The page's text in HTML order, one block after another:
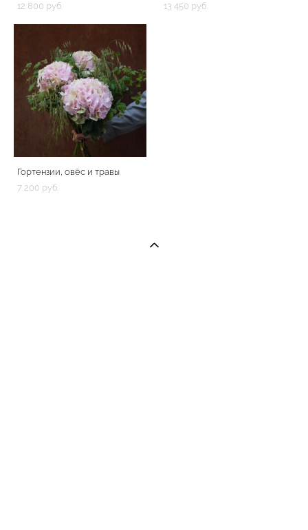
12 800 pуб.
13 450 pуб.
Гортензии, овёс и травы
7 200 pуб.